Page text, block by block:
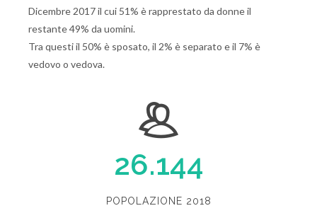
Dicembre 2017 il cui 51% è rapprestato da donne il
restante 49% da uomini.
Tra questi il 50% è sposato, il 2% è separato e il 7% è
vedovo o vedova.
26.144
POPOLAZIONE 2018